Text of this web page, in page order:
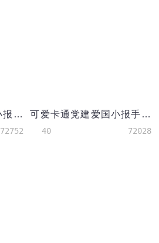
卡通可爱小学生英语小报手抄报Word模板
72752
可爱卡通党建爱国小报手抄报word模板
40 72028